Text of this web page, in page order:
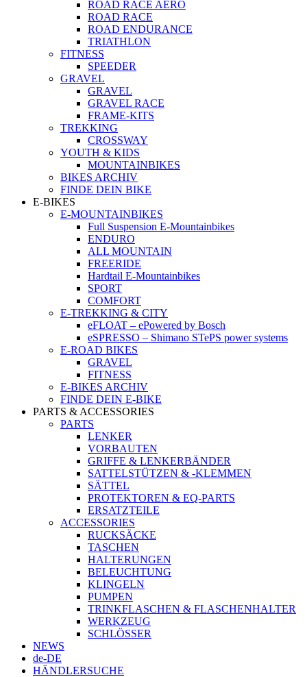
ROAD RACE AERO
ROAD RACE
ROAD ENDURANCE
TRIATHLON
FITNESS
SPEEDER
GRAVEL
GRAVEL
GRAVEL RACE
FRAME-KITS
TREKKING
CROSSWAY
YOUTH & KIDS
MOUNTAINBIKES
BIKES ARCHIV
FINDE DEIN BIKE
E-BIKES
E-MOUNTAINBIKES
Full Suspension E-Mountainbikes
ENDURO
ALL MOUNTAIN
FREERIDE
Hardtail E-Mountainbikes
SPORT
COMFORT
E-TREKKING & CITY
eFLOAT – ePowered by Bosch
eSPRESSO – Shimano STePS power systems
E-ROAD BIKES
GRAVEL
FITNESS
E-BIKES ARCHIV
FINDE DEIN E-BIKE
PARTS & ACCESSORIES
PARTS
LENKER
VORBAUTEN
GRIFFE & LENKERBÄNDER
SATTELSTÜTZEN & -KLEMMEN
SÄTTEL
PROTEKTOREN & EQ-PARTS
ERSATZTEILE
ACCESSORIES
RUCKSÄCKE
TASCHEN
HALTERUNGEN
BELEUCHTUNG
KLINGELN
PUMPEN
TRINKFLASCHEN & FLASCHENHALTER
WERKZEUG
SCHLÖSSER
NEWS
de-DE
HÄNDLERSUCHE